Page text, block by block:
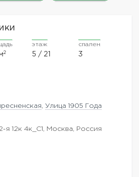
2
этаж
5 / 21
спален
3
Улица 1905 Года
я 12к 4к_С1, Москва, Россия